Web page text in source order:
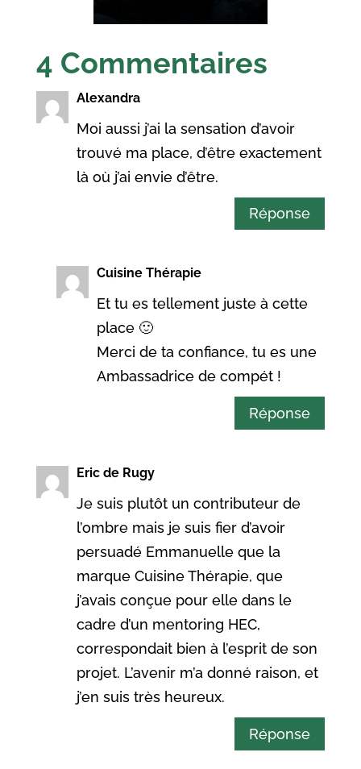
4 Commentaires
Alexandra
Moi aussi j’ai la sensation d’avoir
trouvé ma place, d’être exactement
là où j’ai envie d’être.
Réponse
Cuisine Thérapie
Et tu es tellement juste à cette
place 🙂
Merci de ta confiance, tu es une
Ambassadrice de compét !
Réponse
Eric de Rugy
Je suis plutôt un contributeur de
l’ombre mais je suis fier d’avoir
persuadé Emmanuelle que la
marque Cuisine Thérapie, que
j’avais conçue pour elle dans le
cadre d’un mentoring HEC,
correspondait bien à l’esprit de son
projet. L’avenir m’a donné raison, et
j’en suis très heureux.
Réponse